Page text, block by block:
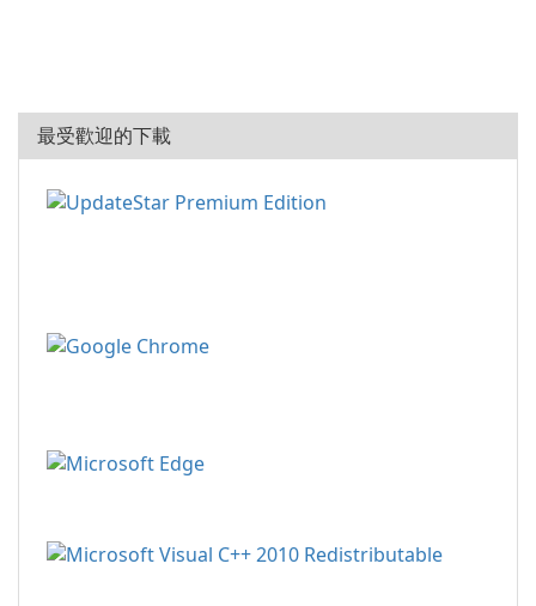
最受歡迎的下載